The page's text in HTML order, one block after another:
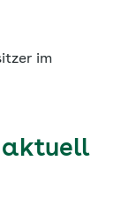
im
aktuell